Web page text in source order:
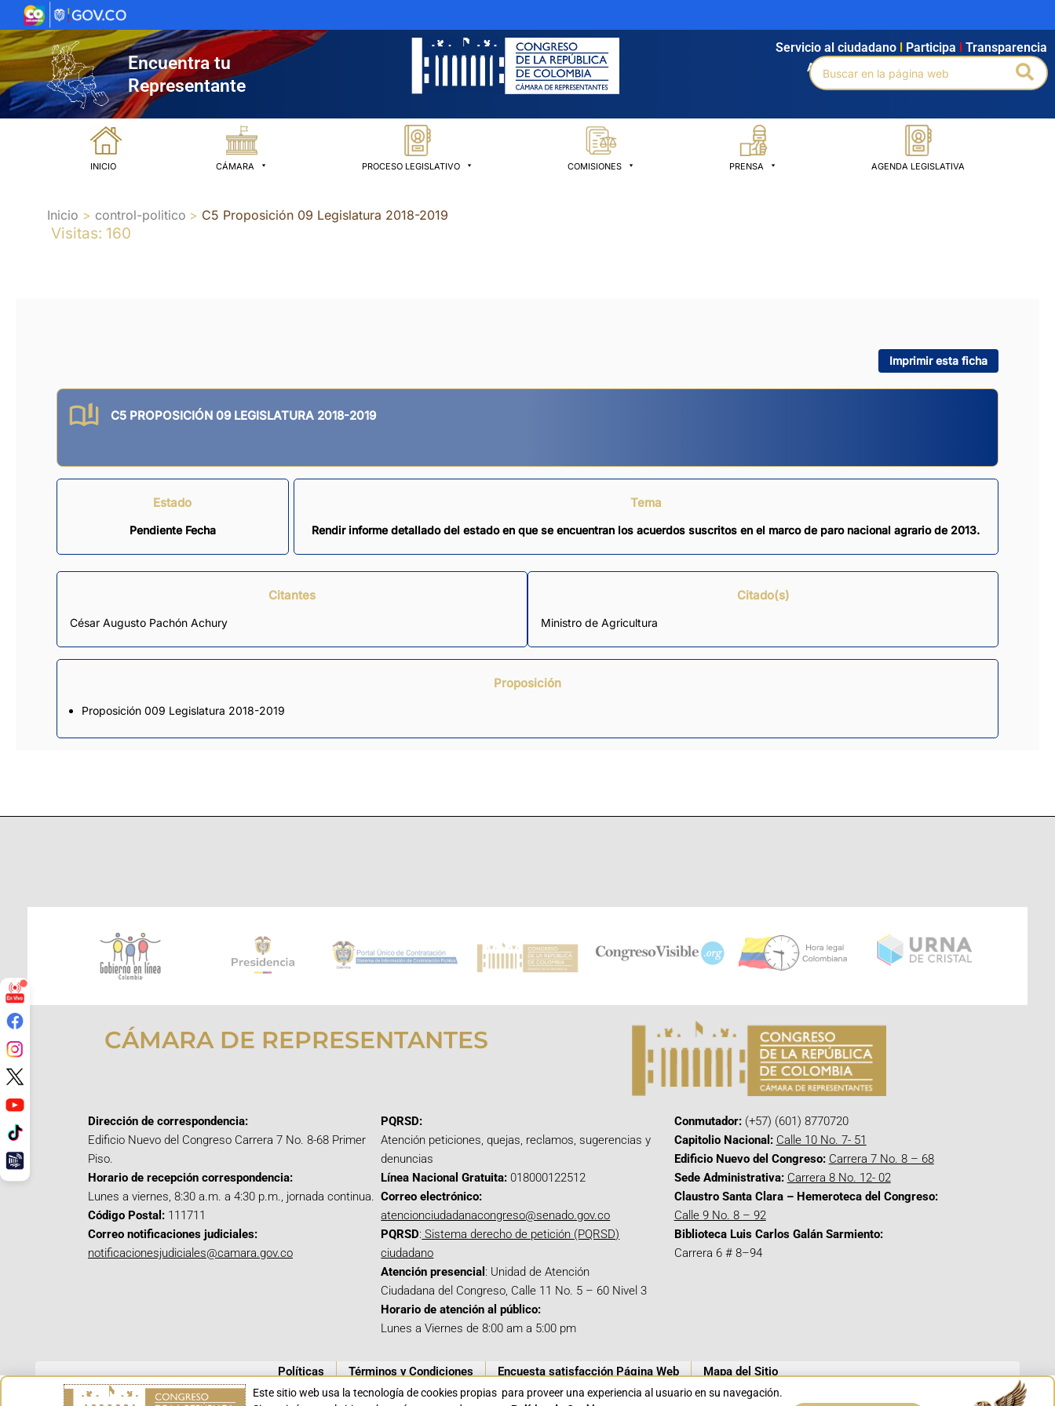
al
contenido
Encuentra tu
Representante
Agendamiento Intranet Búsqueda avanzada
Servicio al ciudadano Participa Transparencia
Buscar
por:
INICIO CÁMARA PROCESO LEGISLATIVO COMISIONES PRENSA AGENDA LEGISLATIVA
Inicio control-politico C5 Proposición 09 Legislatura 2018-2019
Visitas: 160
Imprimir esta ficha
C5 PROPOSICIÓN 09 LEGISLATURA 2018-2019
Estado
Pendiente Fecha
Tema
Rendir informe detallado del estado en que se encuentran los acuerdos suscritos en el marco de paro nacional agrario de 2013.
Citantes
César Augusto Pachón Achury
Citado(s)
Ministro de Agricultura
Proposición
Proposición 009 Legislatura 2018-2019
CÁMARA DE REPRESENTANTES
Dirección de correspondencia:
Edificio Nuevo del Congreso Carrera 7 No. 8-68 Primer
Piso.
Horario de recepción correspondencia:
Lunes a viernes, 8:30 a.m. a 4:30 p.m., jornada continua.
Código Postal: 111711
Correo notificaciones judiciales:
notificacionesjudiciales@camara.gov.co
PQRSD:
Atención peticiones, quejas, reclamos, sugerencias y
denuncias
Línea Nacional Gratuita: 018000122512
Correo electrónico:
atencionciudadanacongreso@senado.gov.co
PQRSD: Sistema derecho de petición (PQRSD)
ciudadano
Atención presencial : Unidad de Atención
Ciudadana del Congreso, Calle 11 No. 5 – 60 Nivel 3
Horario de atención al público:
Lunes a Viernes de 8:00 am a 5:00 pm
Conmutador:(+57) (601) 8770720
Capitolio Nacional: Calle 10 No. 7- 51
Edificio Nuevo del Congreso: Carrera 7 No. 8 – 68
Sede Administrativa: Carrera 8 No. 12- 02
Claustro Santa Clara – Hemeroteca del Congreso:
Calle 9 No. 8 – 92
Biblioteca Luis Carlos Galán Sarmiento:
Carrera 6 # 8–94
Políticas Términos y Condiciones Encuesta satisfacción Página Web Mapa del Sitio
Este sitio web usa la tecnología de cookies propias para proveer una experiencia al usuario en su navegación.